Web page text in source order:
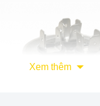
Xem thêm